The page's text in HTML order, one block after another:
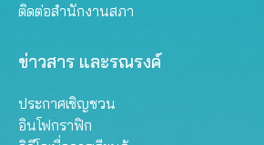
ติดต่อสำนักงานสภา
ข่าวสาร และรณรงค์
ประกาศเชิญชวน
อินโฟกราฟิก